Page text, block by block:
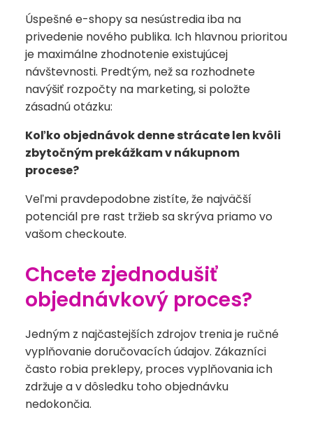
Úspešné e-shopy sa nesústredia iba na
privedenie nového publika. Ich hlavnou prioritou
je maximálne zhodnotenie existujúcej
návštevnosti. Predtým, než sa rozhodnete
navýšiť rozpočty na marketing, si položte
zásadnú otázku:
Koľko objednávok denne strácate len kvôli
zbytočným prekážkam v nákupnom
procese?
Veľmi pravdepodobne zistíte, že najväčší
potenciál pre rast tržieb sa skrýva priamo vo
vašom checkoute.
Chcete zjednodušiť
objednávkový proces?
Jedným z najčastejších zdrojov trenia je ručné
vyplňovanie doručovacích údajov. Zákazníci
často robia preklepy, proces vyplňovania ich
zdržuje a v dôsledku toho objednávku
nedokončia.